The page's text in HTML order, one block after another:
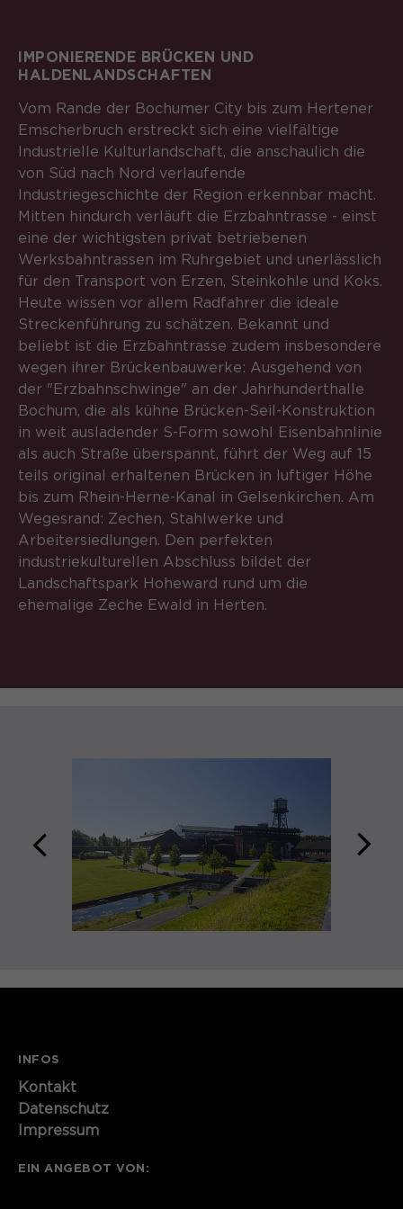
IMPONIERENDE BRÜCKEN UND
HALDENLANDSCHAFTEN
Vom Rande der Bochumer City bis zum Hertener
Emscherbruch erstreckt sich eine vielfältige
Industrielle Kulturlandschaft, die anschaulich die
von Süd nach Nord verlaufende
Industriegeschichte der Region erkennbar macht.
Mitten hindurch verläuft die Erzbahntrasse - einst
eine der wichtigsten privat betriebenen
Werksbahntrassen im Ruhrgebiet und unerlässlich
für den Transport von Erzen, Steinkohle und Koks.
Heute wissen vor allem Radfahrer die ideale
Streckenführung zu schätzen. Bekannt und
beliebt ist die Erzbahntrasse zudem insbesondere
wegen ihrer Brückenbauwerke: Ausgehend von
der "Erzbahnschwinge" an der Jahrhunderthalle
Bochum, die als kühne Brücken-Seil-Konstruktion
in weit ausladender S-Form sowohl Eisenbahnlinie
als auch Straße überspannt, führt der Weg auf 15
teils original erhaltenen Brücken in luftiger Höhe
bis zum Rhein-Herne-Kanal in Gelsenkirchen. Am
Wegesrand: Zechen, Stahlwerke und
Arbeitersiedlungen. Den perfekten
industriekulturellen Abschluss bildet der
Landschaftspark Hoheward rund um die
ehemalige Zeche Ewald in Herten.
zurück
INFOS
Kontakt​​​​​
Datenschutz
Impressum
EIN ANGEBOT VON:
Laufzeit 6 Monate
Name MATOMO_SESSID
Anbieter Matomo
Laufzeit Sitzung
Zweck
Temporäre Session-ID, ohne
personenbezogene Daten.